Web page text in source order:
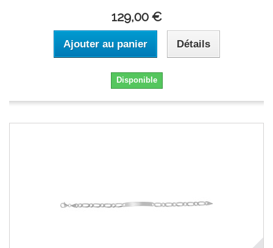
129,00 €
Ajouter au panier Détails
Disponible